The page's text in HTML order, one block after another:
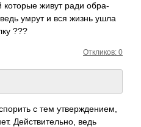
живут ради обра­
умрут и вся жизнь ушла
???
Откликов: 0
с тем утве­ржде­нием,
Дейс­твит­ельно, ведь